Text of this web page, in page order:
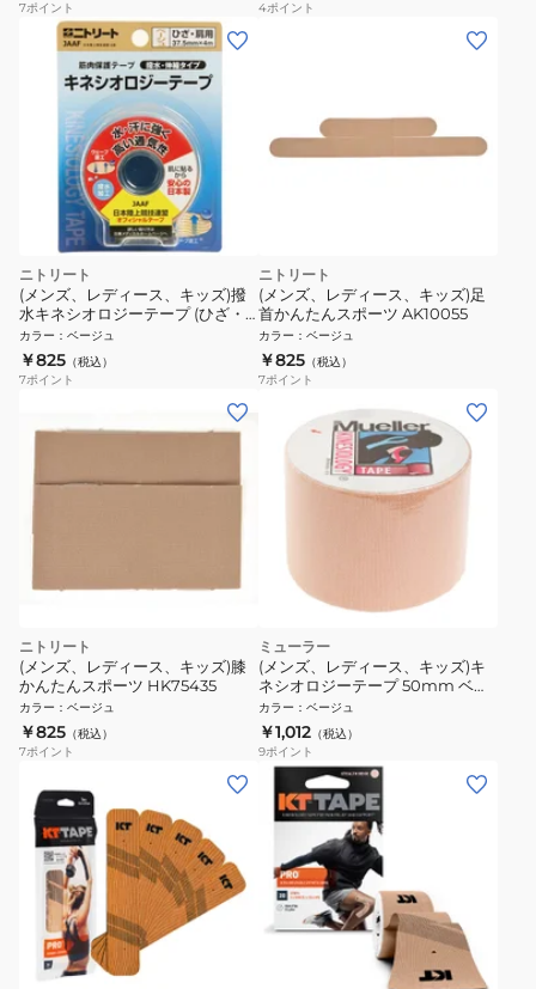
7ポイント 4ポイント
ニトリート
(メンズ、レディース、キッズ)撥
水キネシオロジーテープ (ひざ・
肩用) 37.5mm NKHBP37
カラー ： ベージュ
￥825 （税込）
7ポイント
ニトリート
(メンズ、レディース、キッズ)足
首かんたんスポーツ AK10055
カラー ： ベージュ
￥825 （税込）
7ポイント
ニトリート
(メンズ、レディース、キッズ)膝
かんたんスポーツ HK75435
カラー ： ベージュ
￥825 （税込）
7ポイント
ミューラー
(メンズ、レディース、キッズ)キ
ネシオロジーテープ 50mm ベー
ジュ 27467
カラー ： ベージュ
￥1,012 （税込）
9ポイント